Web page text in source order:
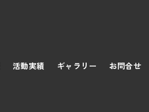
活動実績 ギャラリー
お問合せ